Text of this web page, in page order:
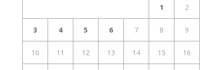
1 2
3 4 5 6 7 8 9
10 11 12 13 14 15 16